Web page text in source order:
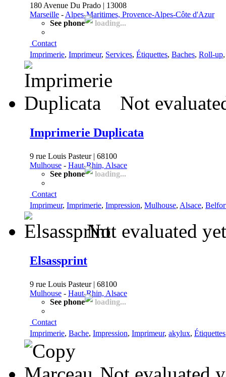
180 Avenue Du Prado | 13008
Marseille - Alpes-Maritimes, Provence-Alpes-Côte d'Azur
See phone
loading...
Contact
Imprimerie, Imprimeur, Services, Étiquettes, Baches, Roll-up
Not
Imprimerie Duplicata
9 rue Louis Pasteur | 68100
Mulhouse - Haut-Rhin, Alsace
See phone
loading...
Contact
Imprimeur, Imprimerie, Impression, Mulhouse, Alsace,
Not evaluated yet
Elsassprint
9 rue Louis Pasteur | 68100
Mulhouse - Haut-Rhin, Alsace
See phone
loading...
Contact
Imprimerie, Bache, Impression, Imprimeur, akylux, Étiquettes